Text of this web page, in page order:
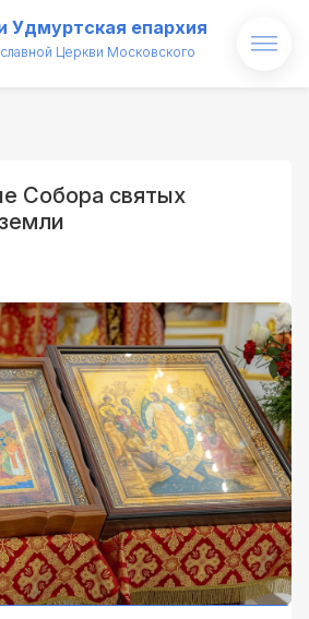
Удмуртская епархия
Церкви Московского
Собора святых